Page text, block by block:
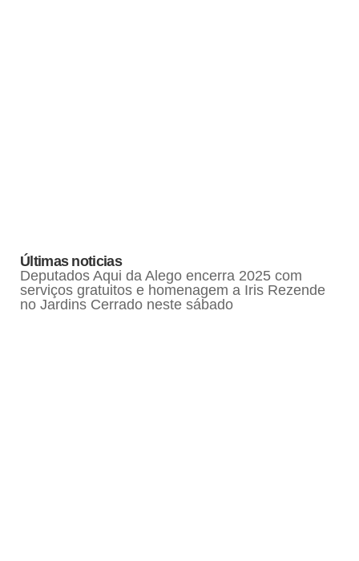
Últimas noticias
Deputados Aqui da Alego encerra 2025 com
serviços gratuitos e homenagem a Iris Rezende
no Jardins Cerrado neste sábado